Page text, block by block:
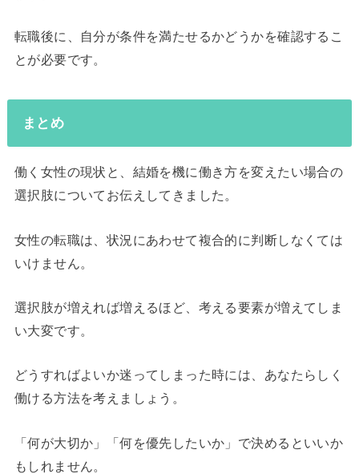
転職後に、自分が条件を満たせるかどうかを確認するこ
とが必要です。
まとめ
働く女性の現状と、結婚を機に働き方を変えたい場合の
選択肢についてお伝えしてきました。
女性の転職は、状況にあわせて複合的に判断しなくては
いけません。
選択肢が増えれば増えるほど、考える要素が増えてしま
い大変です。
どうすればよいか迷ってしまった時には、あなたらしく
働ける方法を考えましょう。
「何が大切か」「何を優先したいか」で決めるといいか
もしれません。